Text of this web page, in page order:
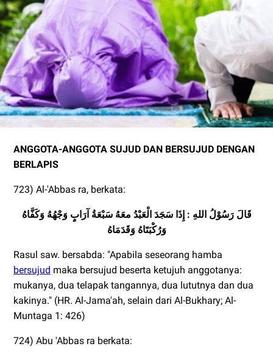
ANGGOTA-ANGGOTA SUJUD DAN BERSUJUD DENGAN
BERLAPIS
723) Al-'Abbas ra, berkata:
قَالَ رَسُوْلُ اللهِ : إِذَا سَجَدَ الْعَبْدُ معَهُ سَبْعَةُ آرَابٍ وَجْهُهُ وَكَفَّاهُ
وَرُكْبَتَاهُ وَقَدَمَاهُ
Rasul saw. bersabda: "Apabila seseorang hamba
bersujud maka bersujud beserta ketujuh anggotanya:
mukanya, dua telapak tangannya, dua lututnya dan dua
kakinya." (HR. Al-Jama'ah, selain dari Al-Bukhary; Al-
Muntaga 1: 426)
724) Abu 'Abbas ra berkata: